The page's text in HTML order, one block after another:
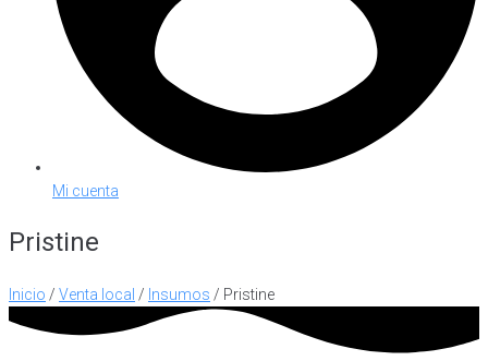
Mi cuenta
Pristine
Inicio / Venta local / Insumos / Pristine